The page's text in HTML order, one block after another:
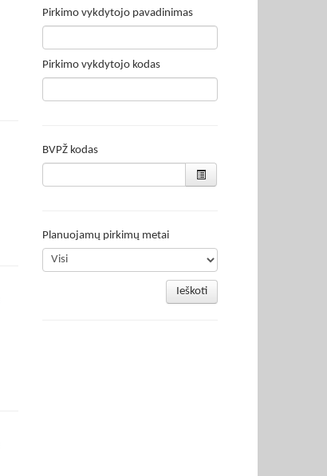
Pirkimo vykdytojo pavadinimas
Pirkimo vykdytojo kodas
BVPŽ kodas
Planuojamų pirkimų metai
Ieškoti